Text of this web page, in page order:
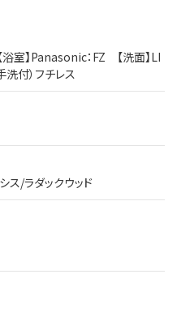
浴室】Panasonic：FZ 【洗面】LI
洗付）フチレス
ス/ラダックウッド